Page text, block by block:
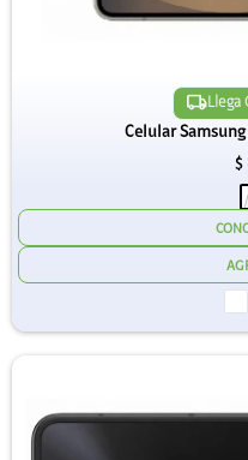
Llega
Celular Samsung
$